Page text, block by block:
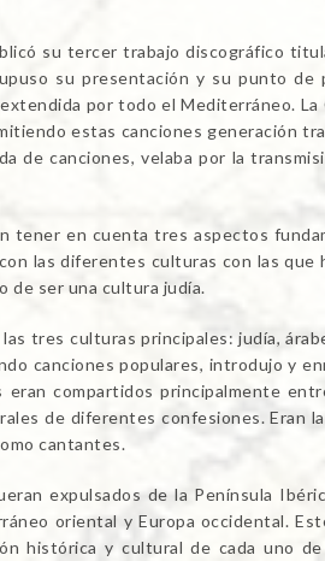
su tercer trabajo discográfico
su presentación y su punto de
por todo el Mediterráneo.
estas canciones generación
de canciones, velaba por la
tener en cuenta tres aspectos
las diferentes culturas con las que
de ser una cultura judía.
tres culturas principales: judía,
canciones populares, introdujo y
compartidos principalmente
de diferentes confesiones. Eran
cantantes.
expulsados de la Península
oriental y Europa occidental.
histórica y cultural de cada uno